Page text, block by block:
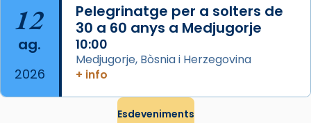
Regnes castellans i més tard de tota
Espanya.
El seu sepulcre a Compostela fou un gran
centre de peregrinacions medievals de tot
12
ag.
2026
Pelegrinatge per a solters de
30 a 60 anys a Medjugorje
10:00
Medjugorje, Bòsnia i Herzegovina
+ info
Esdeveniments